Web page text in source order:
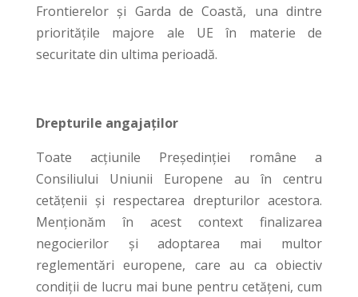
Frontierelor și Garda de Coastă, una dintre
prioritățile majore ale UE în materie de
securitate din ultima perioadă.
Drepturile angajaților
Toate acțiunile Președinției române a
Consiliului Uniunii Europene au în centru
cetățenii și respectarea drepturilor acestora.
Menționăm în acest context finalizarea
negocierilor și adoptarea mai multor
reglementări europene, care au ca obiectiv
condiții de lucru mai bune pentru cetățeni, cum